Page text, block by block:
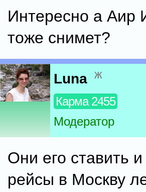
Интересно а Аир
тоже снимет?
Luna ж
Карма 2455
Модератор
Они его ставить
рейсы в Москву